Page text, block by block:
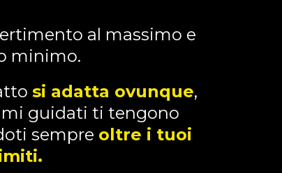
al massimo e
minimo.
si adatta ovunque,
guidati ti tengono
sempre oltre i tuoi